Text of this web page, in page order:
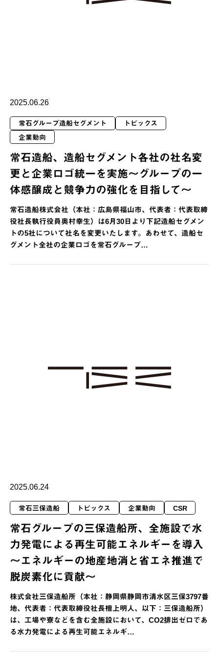
2025.06.26
常石グループ造船セグメント
トピックス
企業動向
常石造船、造船セグメント各社の社名変
更と企業ロゴ統一を実施〜グループの一
体感醸成と競争力の強化を目指して〜
常石造船株式会社（本社：広島県福山市、代表者：代表取締
役社長執行役員奥村幸生）は6月30日より下記造船セグメン
トの5社について社名を変更いたします。あわせて、造船セ
グメント全社の企業ロゴを常石グループ…
2025.06.24
常石三保造船 トピックス 企業動向 CSR
常石グループの三保造船所、全施設で水
力発電による再生可能エネルギーを導入
～エネルギーの地産地消と省エネ推進で
脱炭素化に貢献～
株式会社三保造船所（本社：静岡県静岡市清水区三保3797番
地、代表者：代表取締役社長檀上明人、以下：三保造船所）
は、工場や寮などを含む全施設において、CO2排出ゼロであ
る水力発電による再生可能エネルギ…